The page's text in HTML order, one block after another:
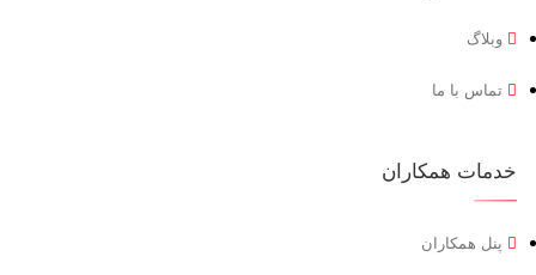
وبلاگ
تماس با ما
خدمات همکاران
پنل همکاران